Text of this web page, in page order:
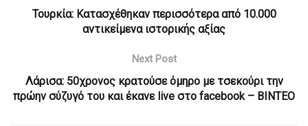
Τουρκία: Κατασχέθηκαν περισσότερα από 10.000
αντικείμενα ιστορικής αξίας
Next Post
Λάρισα: 50χρονος κρατούσε όμηρο με τσεκούρι την
πρώην σύζυγό του και έκανε live στο facebook – ΒΙΝΤΕΟ